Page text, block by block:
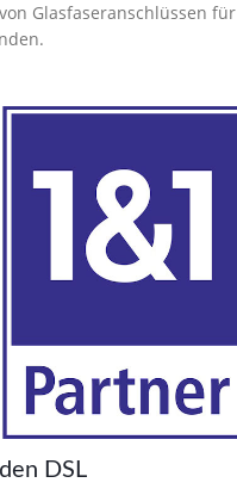
Glasfaseranschlüssen für
DSL